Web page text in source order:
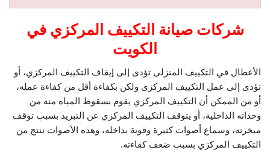
شركات صيانة التكييف المركزي في
الكويت
الأعطال في التكييف المنزلى تؤدى إلى إيقاف التكييف المركزي، أو
تؤدى إلى عمل التكييف المركزى ولكن بكفاءة أقل من كفاءة عمله،
أو من الممكن أن التكييف المركزي يقوم بسقوط المياه منه من
وحداته الداخلية، أو يتوقف التكييف المركزي عن التبريد بسبب توقف
مبخرته، وسماع أصوات كثيرة وقوية بداخله، وهذه الأصوات تنتج من
التكييف المركزي بسبب ضعف كفاءته.